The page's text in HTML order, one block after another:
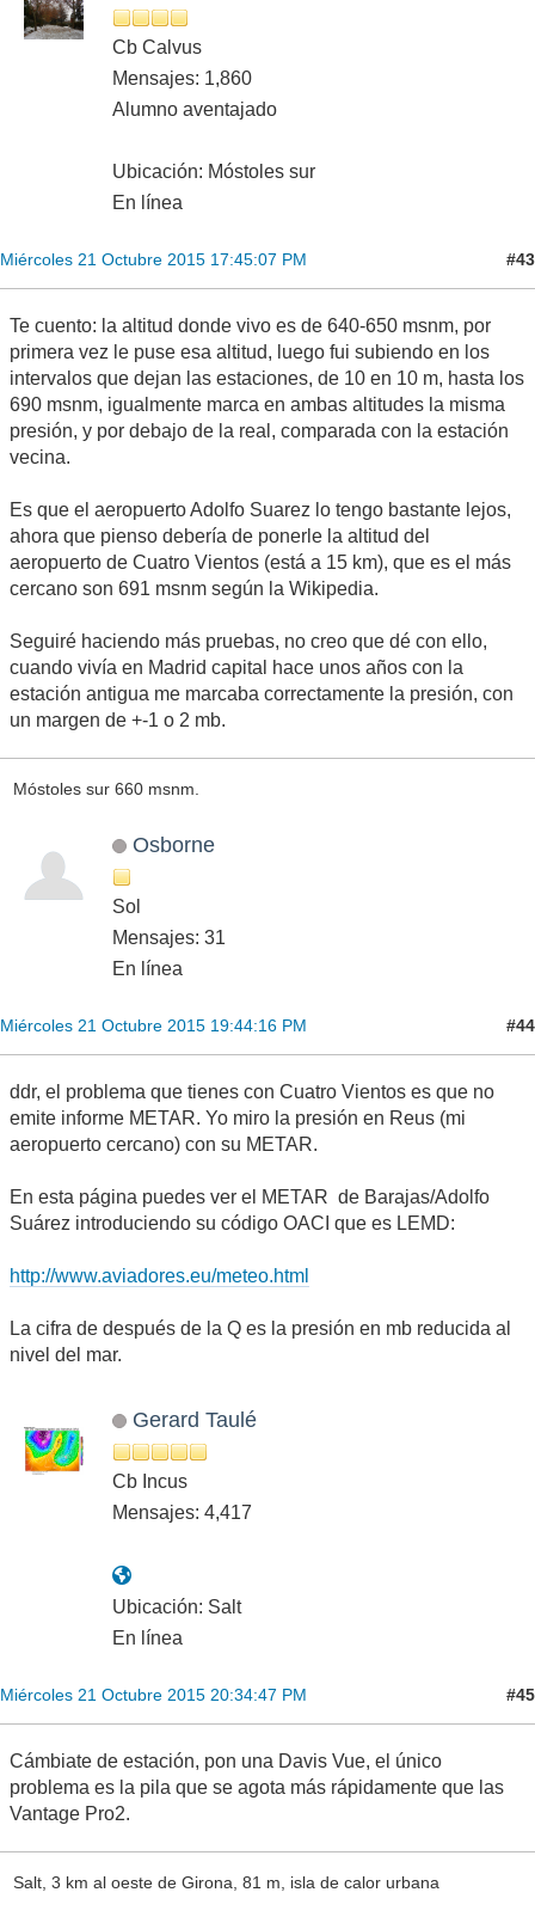
Cb Calvus
Mensajes: 1,860
Alumno aventajado
Ubicación: Móstoles sur
En línea
Miércoles 21 Octubre 2015 17:45:07 PM #43
Te cuento: la altitud donde vivo es de 640-650 msnm, por
primera vez le puse esa altitud, luego fui subiendo en los
intervalos que dejan las estaciones, de 10 en 10 m, hasta los
690 msnm, igualmente marca en ambas altitudes la misma
presión, y por debajo de la real, comparada con la estación
vecina.
Es que el aeropuerto Adolfo Suarez lo tengo bastante lejos,
ahora que pienso debería de ponerle la altitud del
aeropuerto de Cuatro Vientos (está a 15 km), que es el más
cercano son 691 msnm según la Wikipedia.
Seguiré haciendo más pruebas, no creo que dé con ello,
cuando vivía en Madrid capital hace unos años con la
estación antigua me marcaba correctamente la presión, con
un margen de +-1 o 2 mb.
Móstoles sur 660 msnm.
Osborne
Sol
Mensajes: 31
En línea
Miércoles 21 Octubre 2015 19:44:16 PM #44
ddr, el problema que tienes con Cuatro Vientos es que no
emite informe METAR. Yo miro la presión en Reus (mi
aeropuerto cercano) con su METAR.
En esta página puedes ver el METAR de Barajas/Adolfo
Suárez introduciendo su código OACI que es LEMD:
http://www.aviadores.eu/meteo.html
La cifra de después de la Q es la presión en mb reducida al
nivel del mar.
Gerard Taulé
Cb Incus
Mensajes: 4,417
Ubicación: Salt
En línea
Miércoles 21 Octubre 2015 20:34:47 PM #45
Cámbiate de estación, pon una Davis Vue, el único
problema es la pila que se agota más rápidamente que las
Vantage Pro2.
Salt, 3 km al oeste de Girona, 81 m, isla de calor urbana